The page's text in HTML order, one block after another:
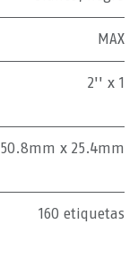
MAX
2'' x 1
50.8mm x 25.4mm
160 etiquetas